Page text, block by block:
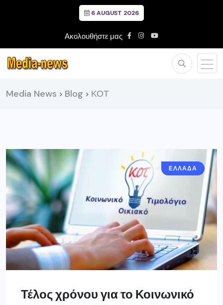
6 AUGUST 2026
Ακολουθήστε μας
Media News > Blog > ΚΟΤ
ΕΛΛΑΔΑ
Τέλος χρόνου για το Κοινωνικό